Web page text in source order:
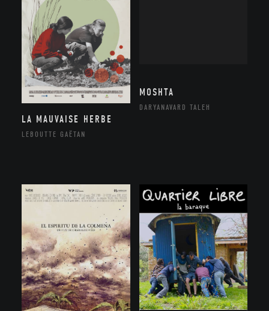
LA MAUVAISE HERBE
LEBOUTTE GAËTAN
MOSHTA
DARYANAVARD TALEH